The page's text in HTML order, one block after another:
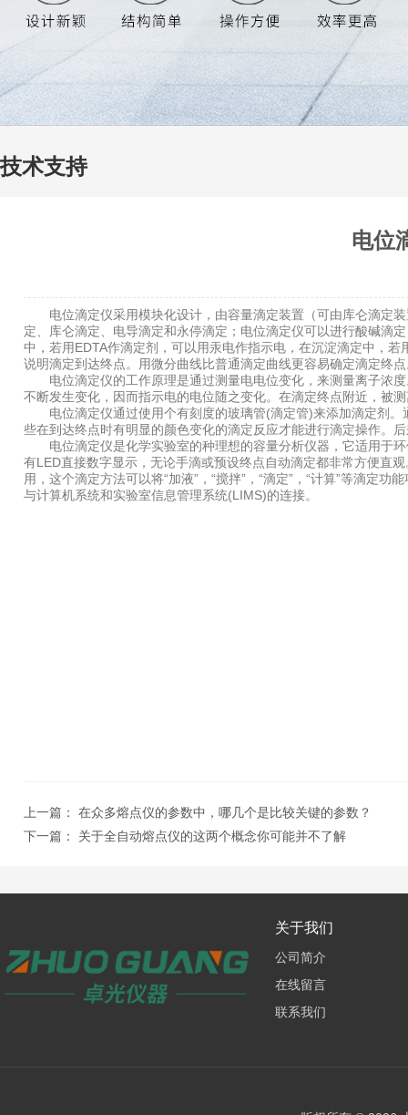
技术支持
电位
电位滴定仪采用模块化设计，由容量滴定装置（可由库仑滴定装
定、库仑滴定、电导滴定和永停滴定；电位滴定仪可以进行酸碱滴
中，若用EDTA作滴定剂，可以用汞电作指示电，在沉淀滴定中，
说明滴定到达终点。用微分曲线比普通滴定曲线更容易确定滴定终
电位滴定仪的工作原理是通过测量电电位变化，来测量离子浓度
不断发生变化，因而指示电的电位随之变化。在滴定终点附近，被
电位滴定仪通过使用个有刻度的玻璃管(滴定管)来添加滴定剂。
些在到达终点时有明显的颜色变化的滴定反应才能进行滴定操作。
电位滴定仪是化学实验室的种理想的容量分析仪器，它适用于环
有LED直接数字显示，无论手滴或预设终点自动滴定都非常方便直
用，这个滴定方法可以将“加液”，“搅拌”，“滴定”，“计算”等滴定
与计算机系统和实验室信息管理系统(LIMS)的连接。
上一篇： 在众多熔点仪的参数中，哪几个是比较关键的参数？
下一篇： 关于全自动熔点仪的这两个概念你可能并不了解
关于我们
公司简介
在线留言
联系我们